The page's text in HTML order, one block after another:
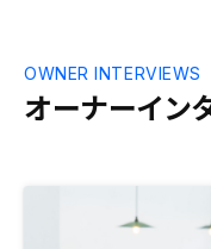
オーナーイン
OWNER INTERVIEWS